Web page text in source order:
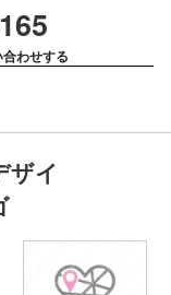
わせする
ザイ